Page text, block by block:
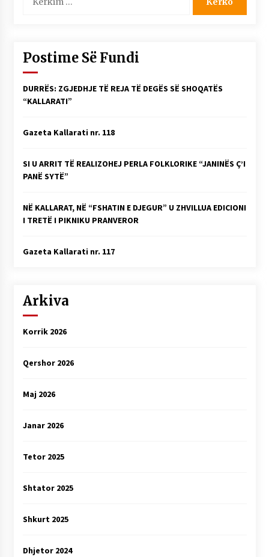
për:
Postime Së Fundi
DURRËS: ZGJEDHJE TË REJA TË DEGËS SË SHOQATËS
“KALLARATI”
Gazeta Kallarati nr. 118
SI U ARRIT TË REALIZOHEJ PERLA FOLKLORIKE “JANINËS Ç’I
PANË SYTË”
NË KALLARAT, NË “FSHATIN E DJEGUR” U ZHVILLUA EDICIONI
I TRETË I PIKNIKU PRANVEROR
Gazeta Kallarati nr. 117
Arkiva
Korrik 2026
Qershor 2026
Maj 2026
Janar 2026
Tetor 2025
Shtator 2025
Shkurt 2025
Dhjetor 2024